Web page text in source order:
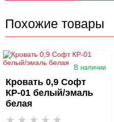
Похожие товары
В наличии
Кровать 0,9 Софт
КР-01 белый/эмаль
белая